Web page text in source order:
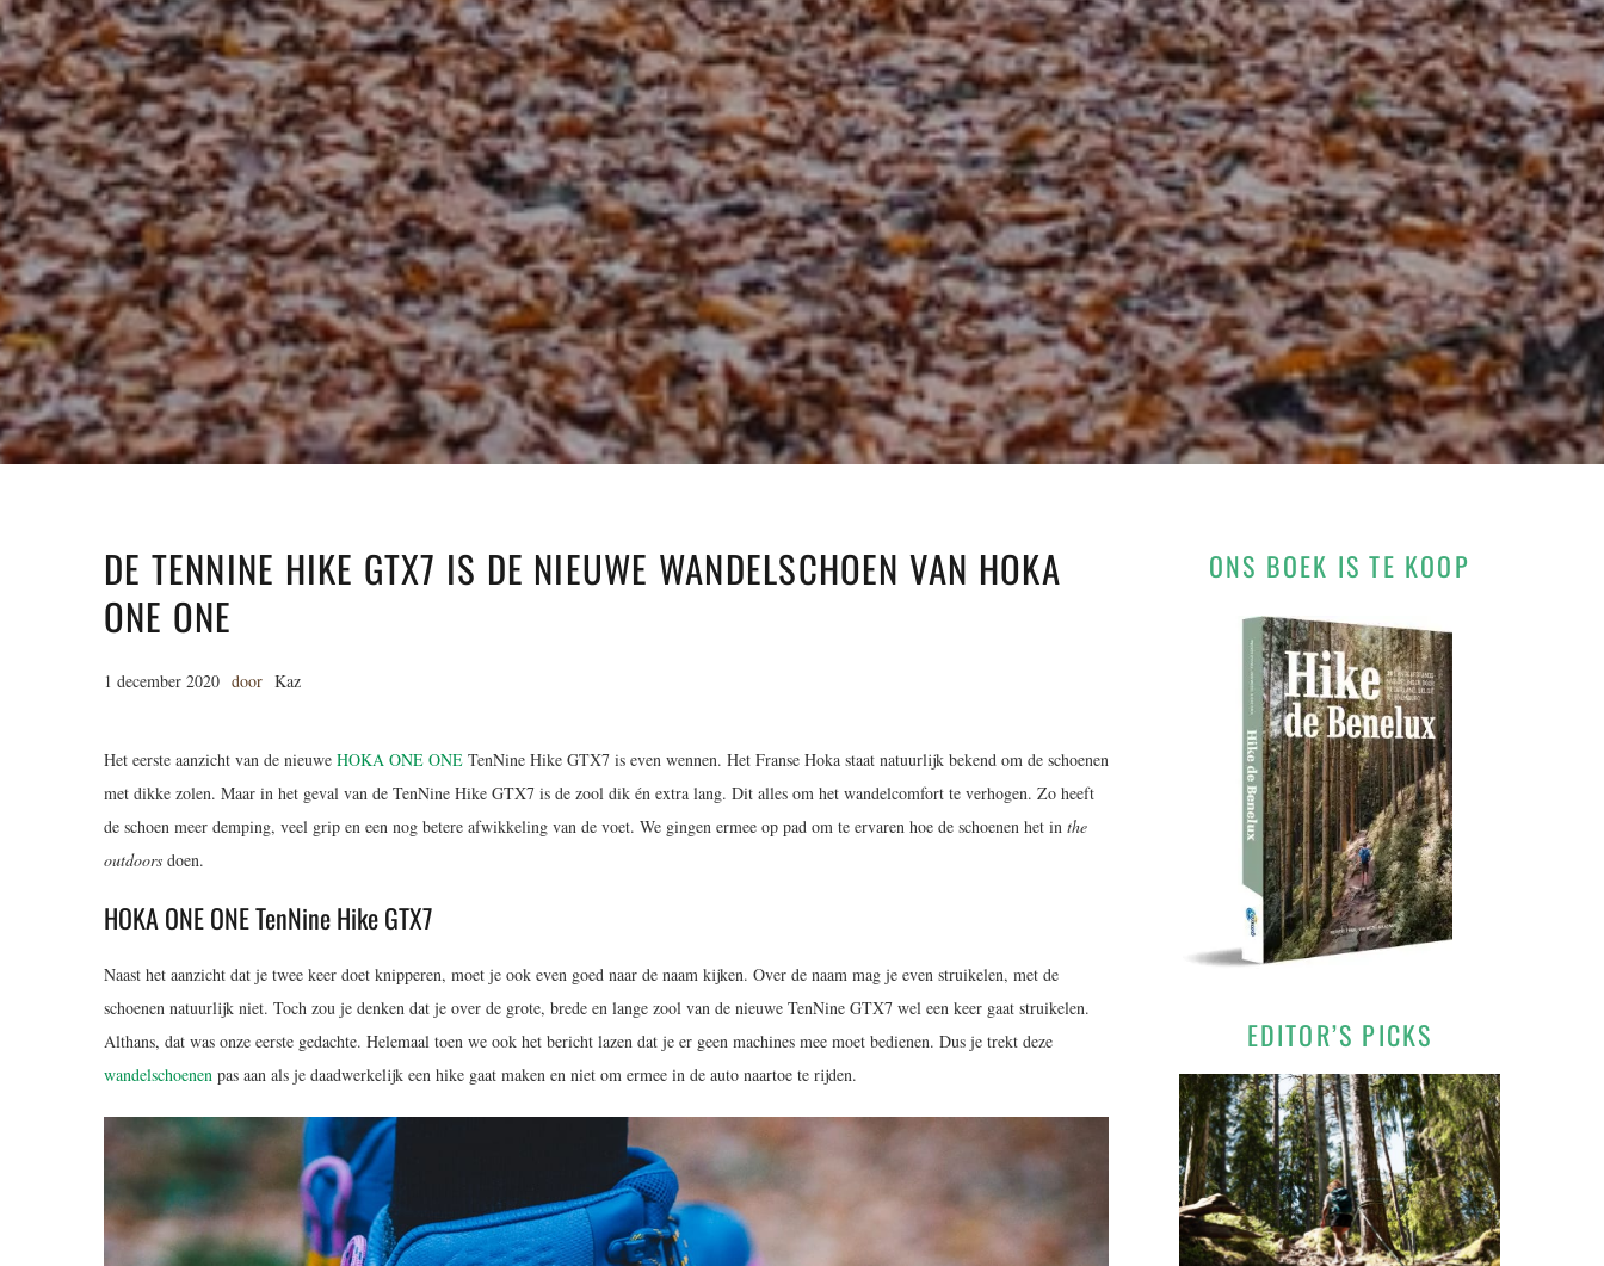
DE TENNINE HIKE GTX7 IS DE NIEUWE WANDELSCHOEN VAN HOKA
ONE ONE
1 december 2020 door Kaz
Het eerste aanzicht van de nieuwe HOKA ONE ONE TenNine Hike GTX7 is even wennen. Het Franse Hoka staat natuurlijk bekend om de schoenen
met dikke zolen. Maar in het geval van de TenNine Hike GTX7 is de zool dik én extra lang. Dit alles om het wandelcomfort te verhogen. Zo heeft
de schoen meer demping, veel grip en een nog betere afwikkeling van de voet. We gingen ermee op pad om te ervaren hoe de schoenen het in the
outdoors doen.
HOKA ONE ONE TenNine Hike GTX7
Naast het aanzicht dat je twee keer doet knipperen, moet je ook even goed naar de naam kijken. Over de naam mag je even struikelen, met de
schoenen natuurlijk niet. Toch zou je denken dat je over de grote, brede en lange zool van de nieuwe TenNine GTX7 wel een keer gaat struikelen.
Althans, dat was onze eerste gedachte. Helemaal toen we ook het bericht lazen dat je er geen machines mee moet bedienen. Dus je trekt deze
wandelschoenen pas aan als je daadwerkelijk een hike gaat maken en niet om ermee in de auto naartoe te rijden.
ONS BOEK IS TE KOOP
EDITOR’S PICKS